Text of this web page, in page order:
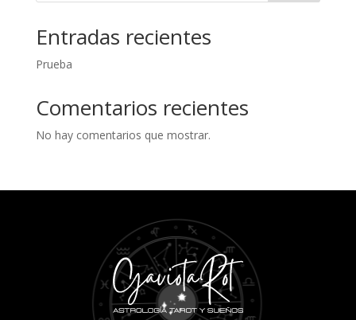
Entradas recientes
Prueba
Comentarios recientes
No hay comentarios que mostrar.